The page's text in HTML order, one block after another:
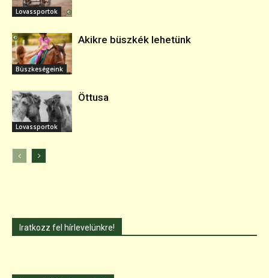
Lovassportok
Büszkeségeink
Akikre büszkék lehetünk
Lovassportok
Öttusa
Iratkozz fel hírlevelünkre!